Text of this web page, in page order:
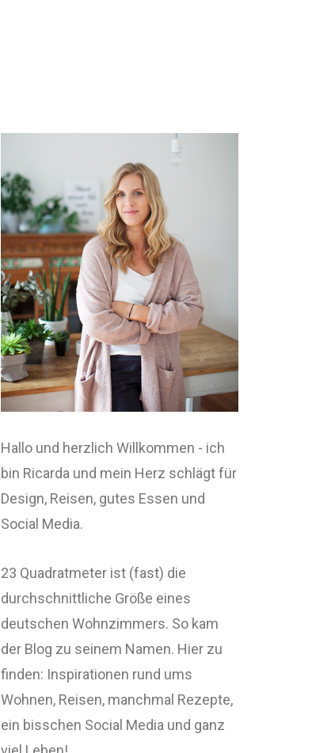
Hallo und herzlich Willkommen - ich
bin Ricarda und mein Herz schlägt für
Design, Reisen, gutes Essen und
Social Media.
23 Quadratmeter ist (fast) die
durchschnittliche Größe eines
deutschen Wohnzimmers. So kam
der Blog zu seinem Namen. Hier zu
finden: Inspirationen rund ums
Wohnen, Reisen, manchmal Rezepte,
ein bisschen Social Media und ganz